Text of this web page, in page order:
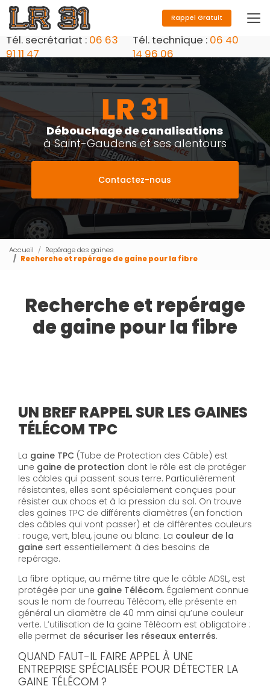
Aller
au
contenu
principal
Tél. secrétariat : 06 63
91 11 47
Tél. technique : 06 40
14 96 06
Rappel Gratuit
Débouchage de canalisations
à Saint-Gaudens et ses alentours
Contactez-nous
Accueil
Repérage des gaines
Recherche et repérage de gaine pour la fibre
Recherche et repérage
de gaine pour la fibre
UN BREF RAPPEL SUR LES GAINES
TÉLÉCOM TPC
La gaine TPC (Tube de Protection des Câble) est
une gaine de protection dont le rôle est de protéger
les câbles qui passent sous terre. Particulièrement
résistantes, elles sont spécialement conçues pour
résister aux chocs et à la pression du sol. On trouve
des gaines TPC de différents diamètres (en fonction
des câbles qui vont passer) et de différentes couleurs
: rouge, vert, bleu, jaune ou blanc. La couleur de la
gaine sert essentiellement à des besoins de
repérage.
La fibre optique, au même titre que le câble ADSL, est
protégée par une gaine Télécom. Également connue
sous le nom de fourreau Télécom, elle présente en
général un diamètre de 40 mm ainsi qu’une couleur
verte. L’utilisation de la gaine Télécom est obligatoire :
elle permet de sécuriser les réseaux enterrés.
QUAND FAUT-IL FAIRE APPEL À UNE
ENTREPRISE SPÉCIALISÉE POUR DÉTECTER LA
GAINE TÉLÉCOM ?